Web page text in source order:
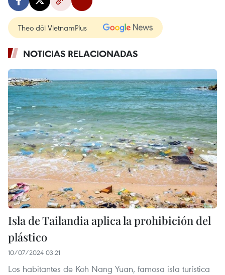
Theo dõi VietnamPlus
NOTICIAS RELACIONADAS
Isla de Tailandia aplica la prohibición del
plástico
10/07/2024 03:21
Los habitantes de Koh Nang Yuan, famosa isla turística